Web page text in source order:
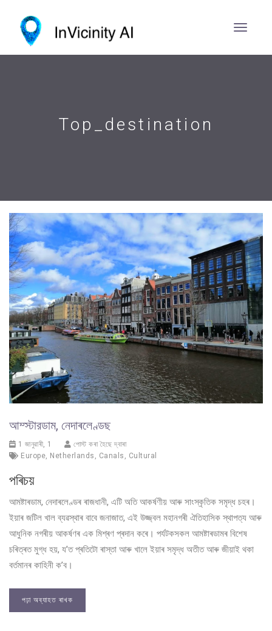
Top_destination
আম্স্টারডাম, নেদাৰলেণ্ডছ
1 জানুৱাৰী, 1
পোস্ট কৰা হৈছে দ্বাৰা
Europe, Netherlands , Canals , Cultural
পৰিচয়
আমষ্টাৰডাম, নেদাৰলেণ্ডৰ ৰাজধানী, এটি অতি আকৰ্ষণীয় আৰু সাংস্কৃতিক সমৃদ্ধ চহৰ।
ইয়াৰ জটিল খাল ব্যৱস্থাৰ বাবে জনাজাত, এই উজ্জ্বল মহানগৰী ঐতিহাসিক স্থাপত্য আৰু
আধুনিক নগৰীয় আকৰ্ষণৰ এক মিশ্ৰণ প্ৰদান কৰে। পৰ্যটকসকল আমষ্টাৰডামৰ বিশেষ
চৰিত্ৰত মুগ্ধ হয়, য’ত প্ৰতিটো ৰাস্তা আৰু খালে ইয়াৰ সমৃদ্ধ অতীত আৰু জীয়াই থকা
বৰ্তমানৰ কাহিনী ক’ব।
পঢ়া অব্যাহত ৰাখক